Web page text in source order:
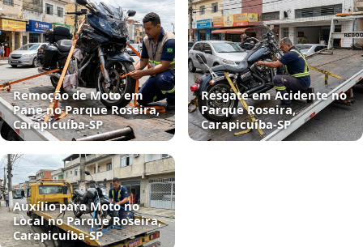
Remoção de Moto em
Pane no Parque Roseira,
Carapicuíba‑SP
Resgate em Acidente no
Parque Roseira,
Carapicuíba‑SP
Auxílio para Moto no
Local no Parque Roseira,
Carapicuíba‑SP